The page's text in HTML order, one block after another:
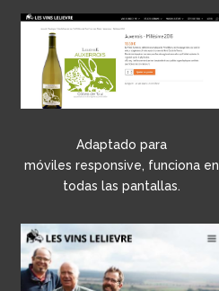
Adaptado para
móviles responsive, funciona en
todas las pantallas.